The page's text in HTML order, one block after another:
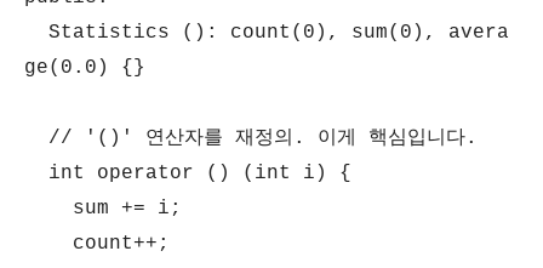
Statistics (): count(0), sum(0), avera
ge(0.0) {}
// '()' 연산자를 재정의. 이게 핵심입니다.
int operator () (int i) {
sum += i;
count++;